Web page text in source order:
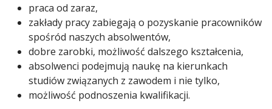
praca od zaraz,
zakłady pracy zabiegają o pozyskanie pracowników
spośród naszych absolwentów,
dobre zarobki, możliwość dalszego kształcenia,
absolwenci podejmują naukę na kierunkach
studiów związanych z zawodem i nie tylko,
możliwość podnoszenia kwalifikacji.